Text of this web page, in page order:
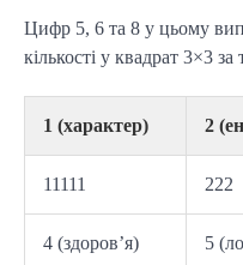
Цифр 5, 6 та 8 у цьому
кількості у квадрат 3×3
1 (характер) 2
11111 222
4 (здоров’я) 5